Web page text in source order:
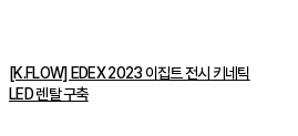
[K.FLOW] EDEX 2023 이집트 전시 키네틱
LED 렌탈 구축